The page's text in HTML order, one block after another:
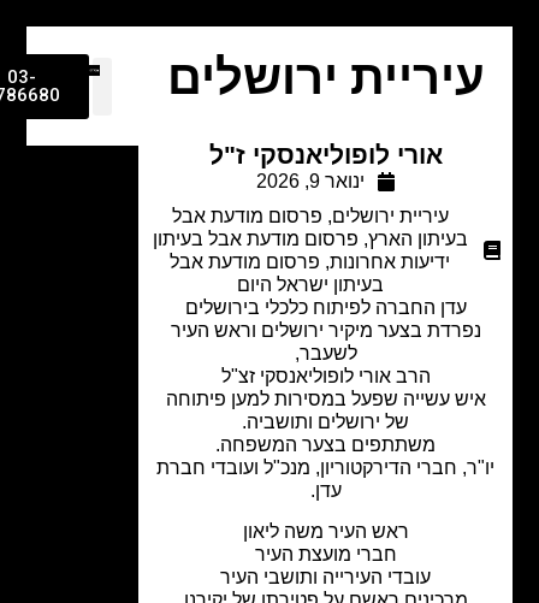
ירושלים
אורי לופוליאנסקי ז"ל
ינואר 9, 2026
עיריית ירושלים ,פרסום מודעת אבל
בעיתון הארץ,פרסום מודעת אבל בעיתון
ידיעות אחרונות,פרסום מודעת אבל
בעיתון ישראל היום
עדן החברה לפיתוח כלכלי בירושלים
בצער מיקיר ירושלים וראש העיר
לשעבר,
הרב אורי לופוליאנסקי זצ"ל
עשייה שפעל במסירות למען פיתוחה
של ירושלים ותושביה.
משתתפים בצער המשפחה.
חברי הדירקטוריון, מנכ"ל ועובדי חברת
ראש העיר משה ליאון
חברי מועצת העיר
עובדי העירייה ותושבי העיר
03-
9786680